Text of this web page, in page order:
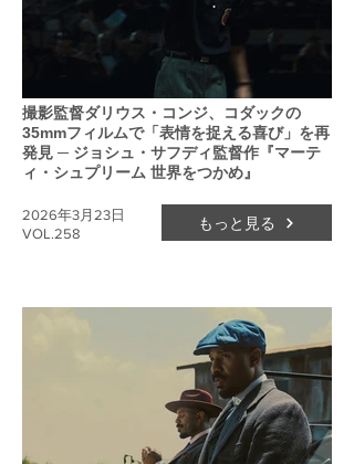
撮影監督ダリウス・コンジ、コダックの
35mmフィルムで「表情を捉える喜び」を再
発見 ─ ジョシュ・サフディ監督作『マーテ
ィ・シュプリーム 世界をつかめ』
VOL.258
2026年3月23日 もっと見る